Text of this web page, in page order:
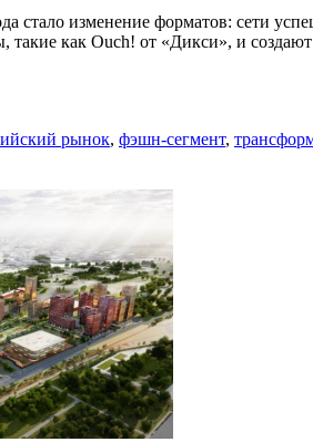
стало изменение форматов: сети
как Ouch! от «Дикси», и
рынок, фэшн-сегмент,